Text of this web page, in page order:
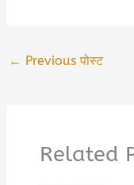
← Previous पोस्ट
Related